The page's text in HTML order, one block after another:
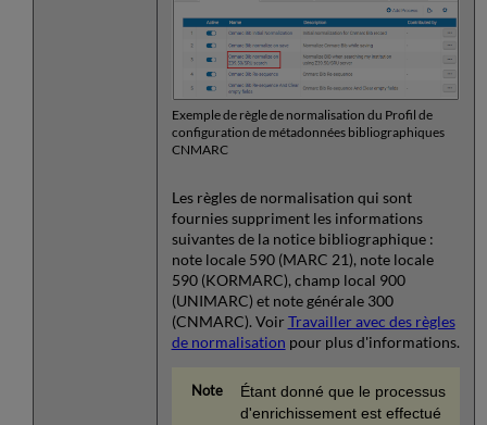
Exemple de règle de normalisation du Profil de
configuration de métadonnées bibliographiques
CNMARC
Les règles de normalisation qui sont
fournies suppriment les informations
suivantes de la notice bibliographique :
note locale 590 (MARC 21), note locale
590 (KORMARC), champ local 900
(UNIMARC) et note générale 300
(CNMARC). Voir Travailler avec des règles
de normalisation pour plus d'informations.
Étant donné que le processus
d'enrichissement est effectué